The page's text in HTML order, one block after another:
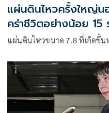
แผ่นดินไหวครั้งใหญ่
คร่าชีวิตอย่างน้อย 15
แผ่นดินไหวขนาด 7.8 ที่เกิดขึ้